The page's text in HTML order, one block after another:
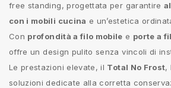
free standing, progettata per garantire
con i mobili cucina e un’estetica
Con profondità a filo mobile e porte a
offre un design pulito senza vincoli di
Le prestazioni elevate, il Total No Frost,
soluzioni dedicate alla corretta